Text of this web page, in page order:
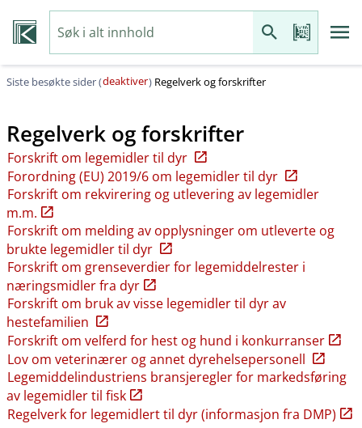
Siste besøkte sider (deaktiver) Regelverk og forskrifter
Regelverk og forskrifter
Forskrift om legemidler til dyr
Forordning (EU) 2019/6 om legemidler til dyr
Forskrift om rekvirering og utlevering av legemidler
m.m.
Forskrift om melding av opplysninger om utleverte og
brukte legemidler til dyr
Forskrift om grenseverdier for legemiddelrester i
næringsmidler fra dyr
Forskrift om bruk av visse legemidler til dyr av
hestefamilien
Forskrift om velferd for hest og hund i konkurranser
Lov om veterinærer og annet dyrehelsepersonell
Legemiddelindustriens bransjeregler for markedsføring
av legemidler til fisk
Regelverk for legemidlert til dyr (informasjon fra DMP)